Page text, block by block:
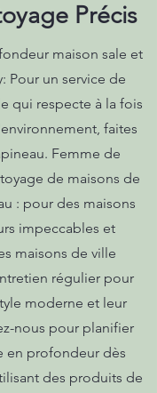
Précis
maison sale et
Pour un service de
qui respecte à la fois
faites
Femme de
de maisons de
: pour des maisons
impeccables et
maisons de ville
régulier pour
moderne et leur
nous pour planifier
en profondeur dès
des produits de